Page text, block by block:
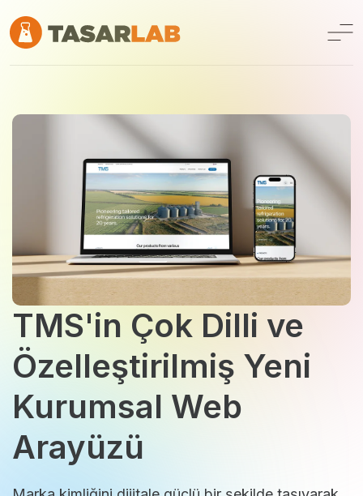
TMS'in Çok Dilli ve
Özelleştirilmiş Yeni
Kurumsal Web
Arayüzü